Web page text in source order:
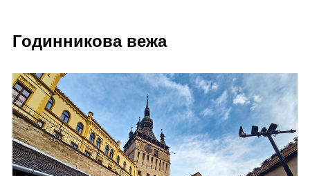
Годинникова вежа